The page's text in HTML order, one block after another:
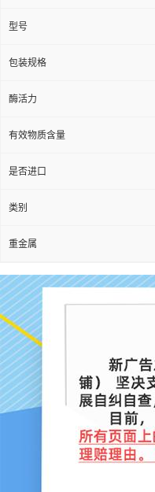
型号
包装规格
酶活力
有效物质含量
是否进口
类别
重金属